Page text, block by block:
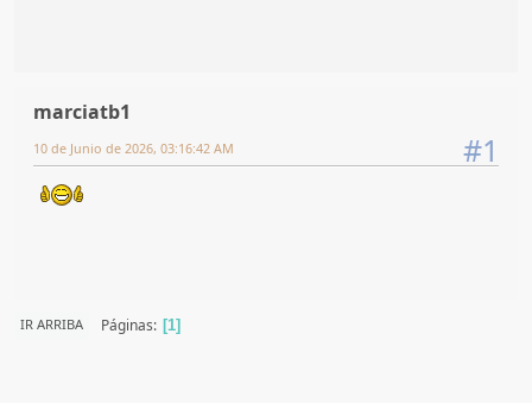
marciatb1
#1
10 de Junio de 2026, 03:16:42 AM
IR ARRIBA Páginas 1